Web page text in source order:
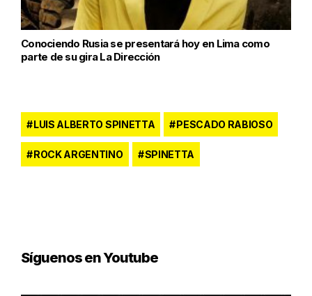
Conociendo Rusia se presentará hoy en Lima como
parte de su gira La Dirección
LUIS ALBERTO SPINETTA PESCADO RABIOSO
ROCK ARGENTINO SPINETTA
Síguenos en Youtube